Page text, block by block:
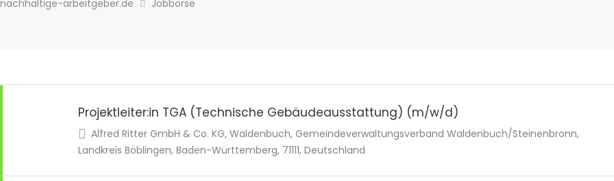
nachhaltige-arbeitgeber.de Jobbörse
Projektleiter:in TGA (Technische Gebäudeausstattung) (m/w/d)
Alfred Ritter GmbH & Co. KG, Waldenbuch, Gemeindeverwaltungsverband Waldenbuch/Steinenbronn,
Landkreis Böblingen, Baden-Württemberg, 71111, Deutschland